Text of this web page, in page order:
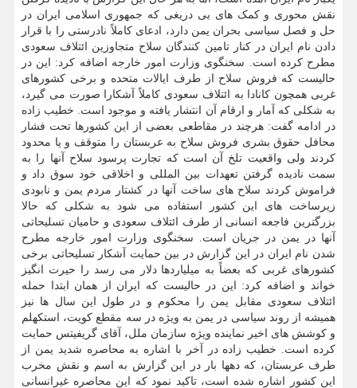
نقش محوری و کمک های بی دریغی که جمهوری اسلامی ایران در
حل و فصل سیاسی بحران یمن دارد، ادعای کاملاً نادرستی را با قرار
دادن نام ایران در کنار تامین کنندگان سلاح متجاوزین ائتلاف سعودی
مطرح کرده است. سخنگوی وزارت امور خارجه اضافه کرد: این در
حالیست که فروش سلاح از طرف ایالات متحده و برخی کشورهای
غربی همچون کانادا به ائتلاف سعودی کاملاً آشکارا صورت می گیرد،
به شکلی که آمار و ارقام آن انتشار یافته و موجود است. خطیب زاده
در ادامه گفت: هرچند در مقاطعی بعضی از این کشورها تحت فشار
محافل حقوق بشری فروش سلاح به عربستان را متوقف و یا محدود
کردند ولی واقعیت تلخ آن است که تجارت پرسود سلاح آنها را به
سمت نادیده گرفتن تعهدات بین المللی و اخلاقی خود سوق داد و
فراموش کردند سلاح های ساخت آنها در کشتار مردم یمن و نابودی
زیرساخت های این کشور استفاده می شود به شکلی که حالا
بزرگترین فاجعه انسانی از طرف ائتلاف سعودی و حامیان تسلیحاتی
آنها در یمن در جریان است. سخنگوی وزارت امور خارجه مطرح
شدن نام ایران در این گزارش در بین حمایت آشکار تسلیحاتی برخی
کشورهای غربی که بعضاً به میلیاردها دلار می رسد را حیرت انگیز
خواند و اضافه کرد: این در حالیست که ایران از همان ابتدا حمله
ائتلاف سعودی مقابل یمن را محکوم و در طول این سال ها نیز
همیشه از روند سیاسی در یمن به ویژه در سه مقطع کویت، استکهلم
و کوشش های اخیر نماینده ویژه سازمان ملل، آقای گریفیتس حمایت
کرده است. خطیب زاده در آخر با اشاره به محاصره شدید یمن از
طرف عربستان، که دهها بار در این گزارش به اسم و نقش مخرب
این کشور اشاره شده است، تاکید نمود که این محاصره غیرانسانی